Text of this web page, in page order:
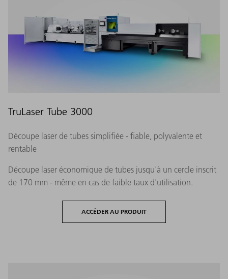
TruLaser Tube 3000
Découpe laser de tubes simplifiée - fiable, polyvalente et
rentable
Découpe laser économique de tubes jusqu'à un cercle inscrit
de 170 mm - même en cas de faible taux d'utilisation.
ACCÉDER AU PRODUIT